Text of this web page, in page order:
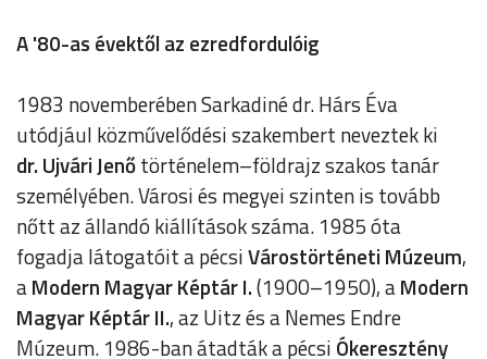
A '80-as évektől az ezredfordulóig
1983 novemberében Sarkadiné dr. Hárs Éva
utódjául közművelődési szakembert neveztek ki
dr. Ujvári Jenőtörténelem–földrajz szakos tanár
személyében. Városi és megyei szinten is tovább
nőtt az állandó kiállítások száma. 1985 óta
fogadja látogatóit a pécsiVárostörténeti Múzeum,
aModern Magyar Képtár I.(1900–1950), aModern
Magyar Képtár II., az Uitz és a Nemes Endre
Múzeum. 1986-ban átadták a pécsi Ókeresztény